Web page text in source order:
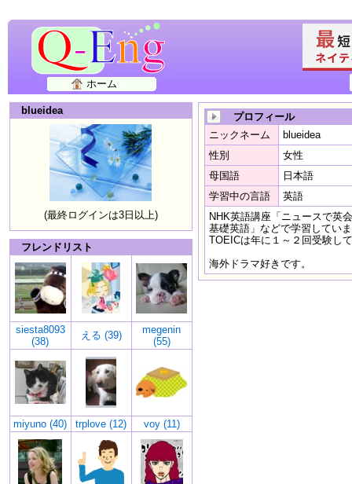
ホーム
blueidea
(最終ログインは3日以上)
フレンドリスト
siesta8093
(38)
える (39)
megenin
(55)
miyuno (40) trplove (12) voy (11)
プロフィール
ニックネーム
blueidea
性別
女性
母国語
日本語
学習中の言語
英語
NHK英語講座「ニュースで英
基礎英語」などで学習してい
TOEICは年に１～２回受験し
海外ドラマ好きです。